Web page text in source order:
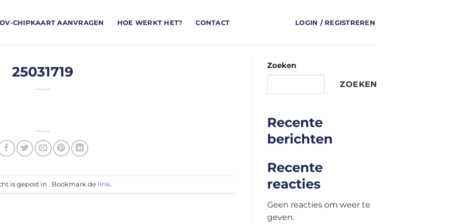
OV-CHIPKAART AANVRAGEN HOE WERKT HET? CONTACT LOGIN / REGISTREREN
25031719
is gepost in . Bookmark de link.
Zoeken
ZOEKEN
Recente
berichten
Recente
reacties
Geen reacties om weer te
geven.